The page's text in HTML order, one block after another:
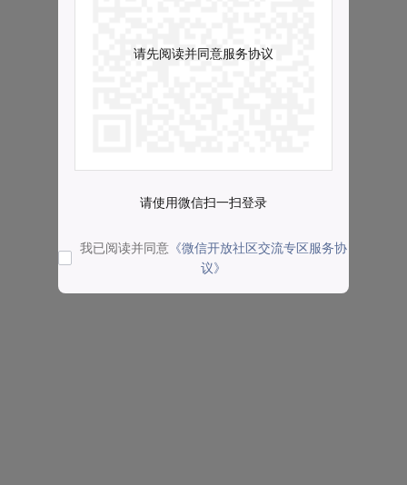
请先阅读并同意服务协议
请使用微信扫一扫登录
我已阅读并同意 《微信开放社区交流专区服务协
议》